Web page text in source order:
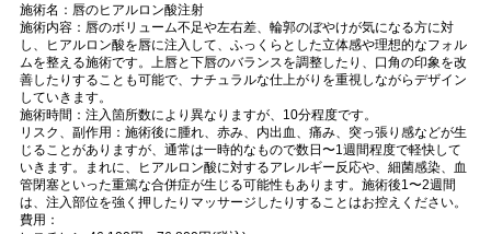
施術名：唇のヒアルロン酸注射
施術内容：唇のボリューム不足や左右差、輪郭のぼやけが気になる方に対
し、ヒアルロン酸を唇に注入して、ふっくらとした立体感や理想的なフォル
ムを整える施術です。上唇と下唇のバランスを調整したり、口角の印象を改
善したりすることも可能で、ナチュラルな仕上がりを重視しながらデザイン
していきます。
施術時間：注入箇所数により異なりますが、10分程度です。
リスク、副作用：施術後に腫れ、赤み、内出血、痛み、突っ張り感などが生
じることがありますが、通常は一時的なもので数日〜1週間程度で軽快して
いきます。まれに、ヒアルロン酸に対するアレルギー反応や、細菌感染、血
管閉塞といった重篤な合併症が生じる可能性もあります。施術後1〜2週間
は、注入部位を強く押したりマッサージしたりすることはお控えください。
費用：